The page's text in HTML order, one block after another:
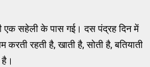
एक सहेली के पास गई। दस पंद्रह दिन में
रहती है, खाती है, सोती है, बतियाती